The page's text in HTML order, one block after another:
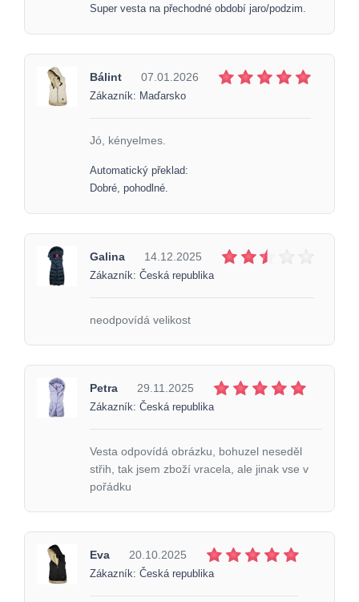
Super vesta na přechodné období jaro/podzim.
Bálint 07.01.2026
Zákazník: Maďarsko
Jó, kényelmes.
Automatický překlad:
Dobré, pohodlné.
Galina 14.12.2025
Zákazník: Česká republika
neodpovídá velikost
Petra 29.11.2025
Zákazník: Česká republika
Vesta odpovídá obrázku, bohuzel neseděl
střih, tak jsem zboží vracela, ale jinak vse v
pořádku
Eva 20.10.2025
Zákazník: Česká republika